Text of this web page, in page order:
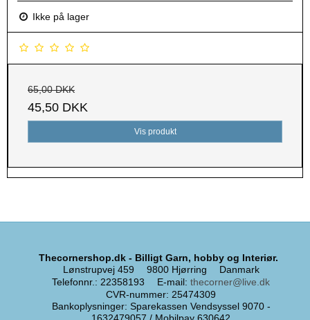
Ikke på lager
65,00 DKK
45,50 DKK
Vis produkt
Thecornershop.dk - Billigt Garn, hobby og Interiør.
Lønstrupvej 459
9800 Hjørring
Danmark
Telefonnr. : 22358193 E-mail: thecorner@live.dk
CVR-nummer: 25474309
Bankoplysninger: Sparekassen Vendsyssel 9070 -